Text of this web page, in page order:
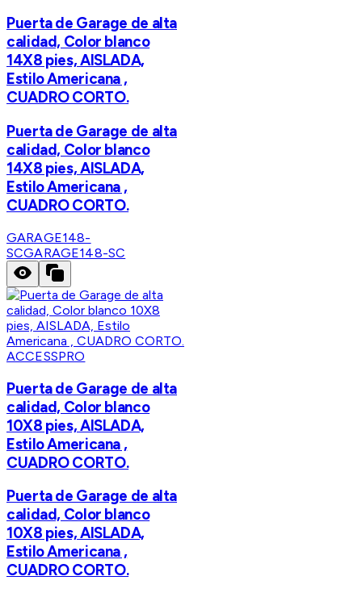
Puerta de Garage de alta
calidad, Color blanco
14X8 pies, AISLADA,
Estilo Americana ,
CUADRO CORTO.
Puerta de Garage de alta
calidad, Color blanco
14X8 pies, AISLADA,
Estilo Americana ,
CUADRO CORTO.
GARAGE148-
SCGARAGE148-SC
ACCESSPRO
Puerta de Garage de alta
calidad, Color blanco
10X8 pies, AISLADA,
Estilo Americana ,
CUADRO CORTO.
Puerta de Garage de alta
calidad, Color blanco
10X8 pies, AISLADA,
Estilo Americana ,
CUADRO CORTO.